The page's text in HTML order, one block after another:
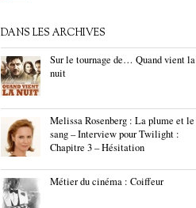
DANS LES ARCHIVES
Sur le tournage de… Quand vient la
nuit
Melissa Rosenberg : La plume et le
sang – Interview pour Twilight :
Chapitre 3 – Hésitation
Métier du cinéma : Coiffeur